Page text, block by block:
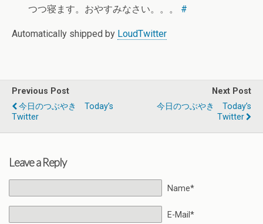
つつ寝ます。おやすみなさい。。。 #
Automatically shipped by LoudTwitter
Previous Post
今日のつぶやき Today’s
Twitter
Next Post
今日のつぶやき Today’s
Twitter
Leave a Reply
Name*
E-Mail*